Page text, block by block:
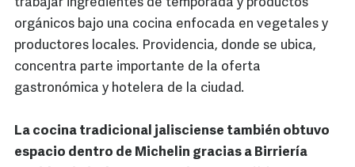
trabajar ingredientes de temporada y productos
orgánicos bajo una cocina enfocada en vegetales y
productores locales. Providencia, donde se ubica,
concentra parte importante de la oferta
gastronómica y hotelera de la ciudad.
La cocina tradicional jalisciense también obtuvo
espacio dentro de Michelin gracias a Birriería